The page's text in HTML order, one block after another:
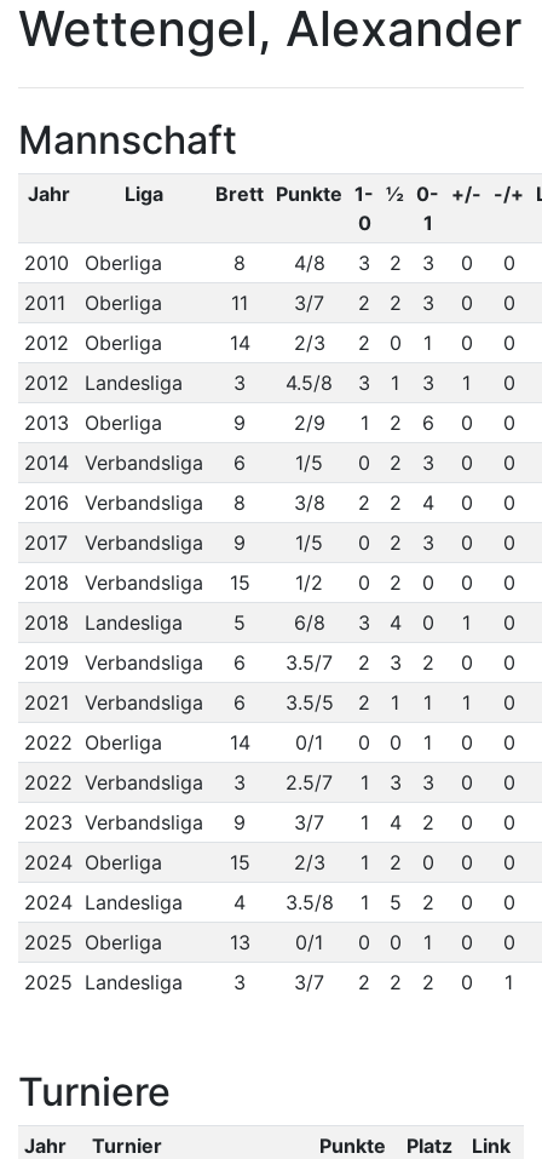
Wettengel, Alexander
Mannschaft
Jahr Liga Brett Punkte 1-
0
½ 0-
1
+/- -/+
2010 Oberliga 8 4/8 3 2 3 0
0
2011
Oberliga 11 3/7 2 2 3 0
0
2012
Oberliga 14 2/3 2 0 1 0
0
2012
Landesliga 3 4.5/8 3 1 3 1
0
2013
Oberliga 9 2/9 1 2 6 0
0
2014
Verbandsliga 6 1/5 0 2 3 0
0
2016
Verbandsliga 8 3/8 2 2 4 0
0
2017
Verbandsliga 9 1/5 0 2 3 0
0
2018
Verbandsliga 15 1/2 0 2 0 0
0
2018
Landesliga 5 6/8 3 4 0 1
0
2019
Verbandsliga 6 3.5/7 2 3 2 0
0
2021
Verbandsliga 6 3.5/5 2 1 1 1
0
2022 Oberliga 14 0/1 0 0 1 0
0
2022 Verbandsliga 3 2.5/7 1 3 3 0
0
2023 Verbandsliga 9 3/7 1 4 2 0
0
2024 Oberliga 15 2/3 1 2 0 0
0
2024 Landesliga 4 3.5/8 1 5 2 0
0
2025 Oberliga 13 0/1 0 0 1 0
0
2025 Landesliga 3 3/7 2 2 2 0 1
Turniere
Jahr Turnier Punkte Platz
Link